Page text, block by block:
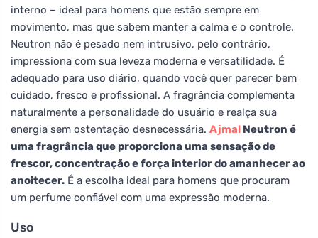
interno – ideal para homens que estão sempre em
movimento, mas que sabem manter a calma e o controle.
Neutron não é pesado nem intrusivo, pelo contrário,
impressiona com sua leveza moderna e versatilidade. É
adequado para uso diário, quando você quer parecer bem
cuidado, fresco e profissional. A fragrância complementa
naturalmente a personalidade do usuário e realça sua
energia sem ostentação desnecessária. Ajmal Neutron é
uma fragrância que proporciona uma sensação de
frescor, concentração e força interior do amanhecer ao
anoitecer. É a escolha ideal para homens que procuram
um perfume confiável com uma expressão moderna.
Uso